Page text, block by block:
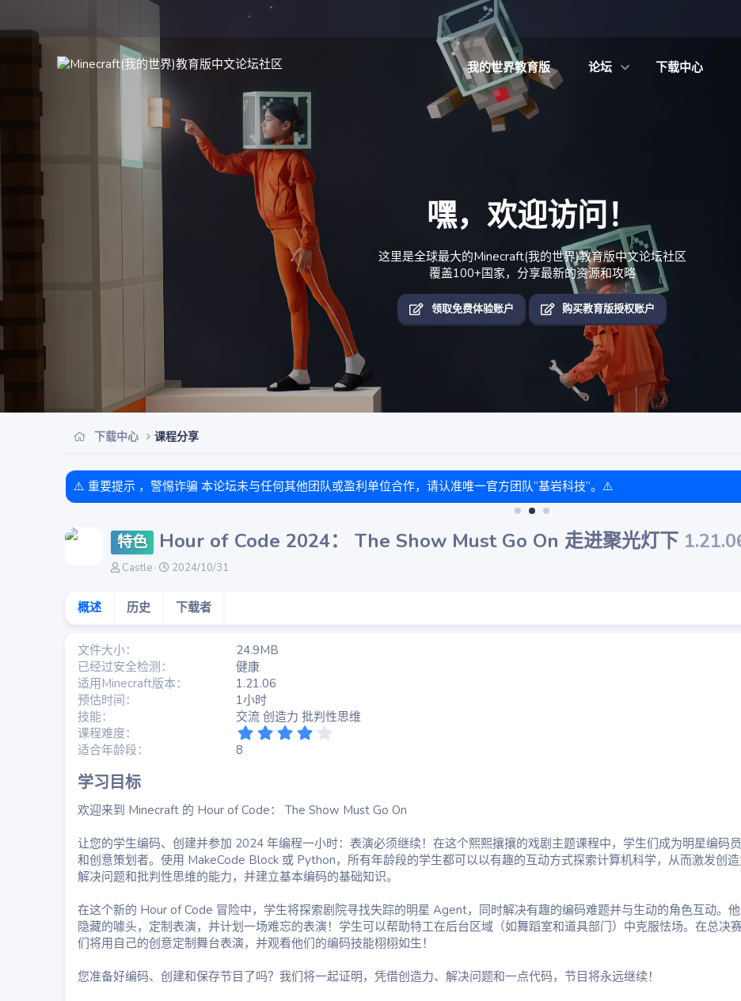
我的世界教育版 论坛 下载中心
嘿，欢迎访问！
这里是全球最大的Minecraft(我的世界)教育版中文论坛社区
覆盖100+国家，分享最新的资源和攻略
领取免费体验账户 购买教育版授权账户
下载中心 课程分享
⚠️ 重要提示 ，警惕诈骗 本论坛未与任何其他团队或盈利单位合作，请认准唯一官方团队“基岩科技”。⚠️
特色 Hour of Code 2024： The Show Must Go On 走进聚光灯下
作
Castle
创
期
2024/10/31
概述 历史 下载者
文件大小
24.9MB
已经过安全检测
健康
适用Minecraft版本
1.21.06
预估时间
1小时
技能
交流 创造力 批判性思维
课程难度
适合年龄段 8
学习目标​
欢迎来到 Minecraft 的 Hour of Code： The Show Must Go On
让您的学生编码、创建并参加 2024 年编程一小时：表演必须继续！在这个熙熙攘攘的戏剧主题课程中，学生们成为明星编码
和创意策划者。使用 MakeCode Block 或 Python，所有年龄段的学生都可以以有趣的互动方式探索计算机科学，从而激发创
解决问题和批判性思维的能力，并建立基本编码的基础知识。
在这个新的 Hour of Code 冒险中，学生将探索剧院寻找失踪的明星 Agent，同时解决有趣的编码难题并与生动的角色互动。
隐藏的噱头，定制表演，并计划一场难忘的表演！学生可以帮助特工在后台区域（如舞蹈室和道具部门）中克服怯场。在总决
们将用自己的创意定制舞台表演，并观看他们的编码技能栩栩如生！
您准备好编码、创建和保存节目了吗？我们将一起证明，凭借创造力、解决问题和一点代码，节目将永远继续！